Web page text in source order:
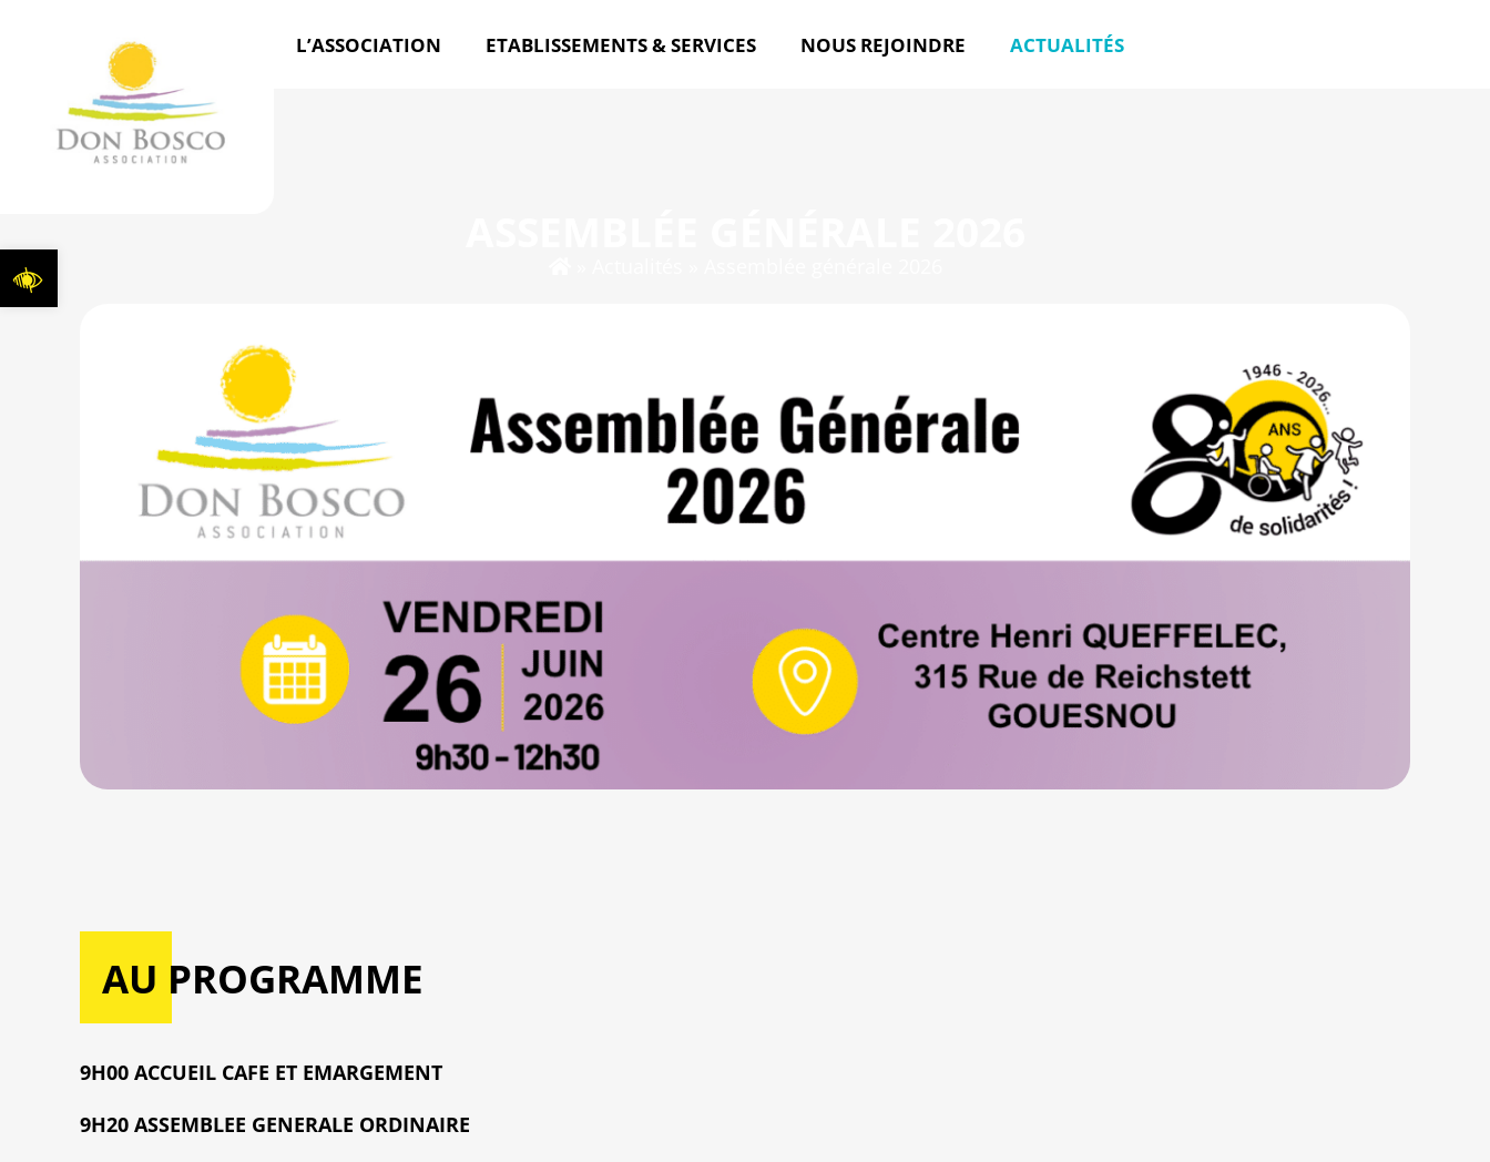
Ouvrir la barre d’outils
L’ASSOCIATION ETABLISSEMENTS & SERVICES NOUS REJOINDRE ACTUALITÉS
AU PROGRAMME
9H00 ACCUEIL CAFE ET EMARGEMENT
9H20 ASSEMBLEE GENERALE ORDINAIRE